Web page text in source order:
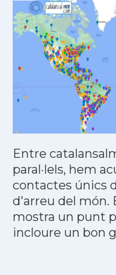
Entre
paral·lels, hem
contactes únics
d'arreu del món.
mostra un punt
incloure un bon